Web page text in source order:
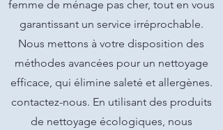
femme de ménage pas cher, tout en vous
garantissant un service irréprochable.
Nous mettons à votre disposition des
méthodes avancées pour un nettoyage
efficace, qui élimine saleté et allergènes.
contactez-nous. En utilisant des produits
de nettoyage écologiques, nous